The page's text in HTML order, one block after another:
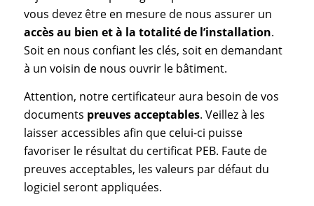
vous devez être en mesure de nous assurer un
accès au bien et à la totalité de l’installation.
Soit en nous confiant les clés, soit en demandant
à un voisin de nous ouvrir le bâtiment.
Attention, notre certificateur aura besoin de vos
documents preuves acceptables. Veillez à les
laisser accessibles afin que celui-ci puisse
favoriser le résultat du certificat PEB. Faute de
preuves acceptables, les valeurs par défaut du
logiciel seront appliquées.